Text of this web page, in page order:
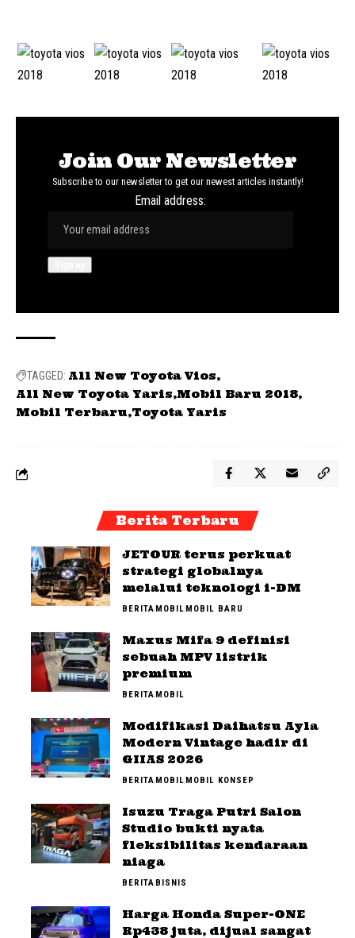
Join Our Newsletter
Subscribe to our newsletter to get our newest articles instantly!
Email address:
TAGGED: All New Toyota Vios
All New Toyota Yaris Mobil Baru 2018
Mobil Terbaru Toyota Yaris
Berita Terbaru
JETOUR terus perkuat
strategi globalnya
melalui teknologi i-DM
BERITAMOBILMOBIL BARU
Maxus Mifa 9 definisi
sebuah MPV listrik
premium
BERITAMOBIL
Modifikasi Daihatsu Ayla
Modern Vintage hadir di
GIIAS 2026
BERITAMOBILMOBIL KONSEP
Isuzu Traga Putri Salon
Studio bukti nyata
fleksibilitas kendaraan
niaga
BERITABISNIS
Harga Honda Super-ONE
Rp438 juta, dijual sangat